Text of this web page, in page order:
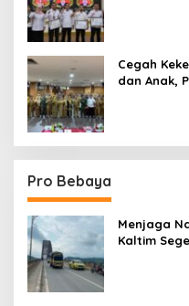
Cegah
dan Anak,
Pro Bebaya
Menjaga
Kaltim